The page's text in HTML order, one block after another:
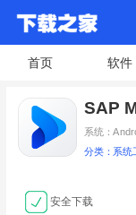
首页 软件
SAP
系统：
分类：系统
安全下载